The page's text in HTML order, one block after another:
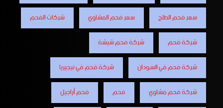
سعر فحم الطلح
سعر فحم المشاوي
شركات الفحم
شركة فحم
شركة فحم شيشة
شركة فحم في السودان
شركة فحم في نيجيريا
شركة فحم مشاوي
فحم
فحم أراجيل